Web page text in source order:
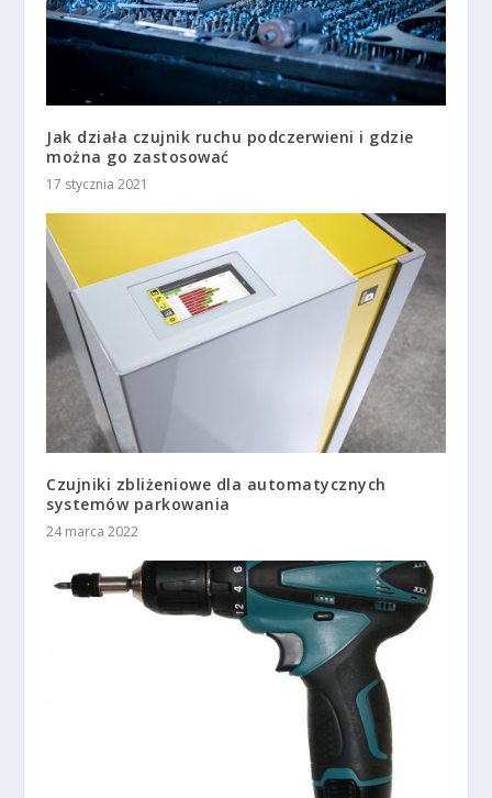
Jak działa czujnik ruchu podczerwieni i gdzie
można go zastosować
17 stycznia 2021
Czujniki zbliżeniowe dla automatycznych
systemów parkowania
24 marca 2022